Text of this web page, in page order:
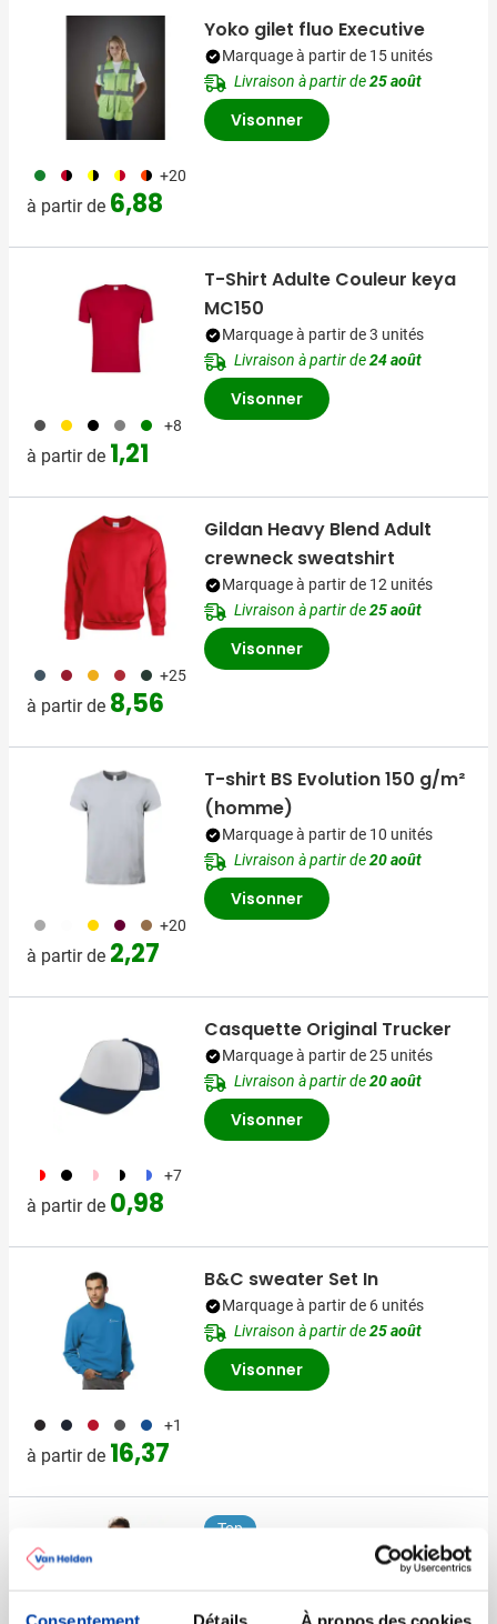
Consentement Détails À propos des cookies
790 175 076 297 210 +20
à partir de 6,88
Yoko gilet fluo Executive
Marquage à partir de 15 unités
Livraison à partir de25 août
Visonner
491 031 001 003 004 +8
à partir de 1,21
T-Shirt Adulte Couleur keya
MC150
Marquage à partir de 3 unités
Livraison à partir de24 août
Visonner
150 372 031 097 374 +25
à partir de 8,56
Gildan Heavy Blend Adult
crewneck sweatshirt
Marquage à partir de 12 unités
Livraison à partir de25 août
Visonner
491 031 010 011 +20
à partir de 2,27
T-shirt BS Evolution 150 g/m²
(homme)
Marquage à partir de 10 unités
Livraison à partir de20 août
Visonner
188 001 189 169 973 +7
à partir de 0,98
Casquette Original Trucker
Marquage à partir de 25 unités
Livraison à partir de20 août
Visonner
001 536 008 390 948 +1
à partir de 16,37
B&C sweater Set In
Marquage à partir de 6 unités
Livraison à partir de25 août
Visonner
Top
Polo chemise Ricardo
Livraison à partir de